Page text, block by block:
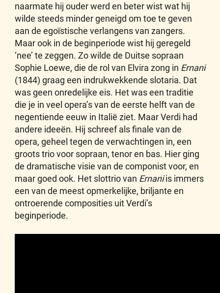
naarmate hij ouder werd en beter wist wat hij
wilde steeds minder geneigd om toe te geven
aan de egoïstische verlangens van zangers.
Maar ook in de beginperiode wist hij geregeld
‘nee’ te zeggen. Zo wilde de Duitse sopraan
Sophie Loewe, die de rol van Elvira zong in Ernani
(1844) graag een indrukwekkende slotaria. Dat
was geen onredelijke eis. Het was een traditie
die je in veel opera’s van de eerste helft van de
negentiende eeuw in Italië ziet. Maar Verdi had
andere ideeën. Hij schreef als finale van de
opera, geheel tegen de verwachtingen in, een
groots trio voor sopraan, tenor en bas. Hier ging
de dramatische visie van de componist voor, en
maar goed ook. Het slottrio van Ernaniis immers
een van de meest opmerkelijke, briljante en
ontroerende composities uit Verdi’s
beginperiode.